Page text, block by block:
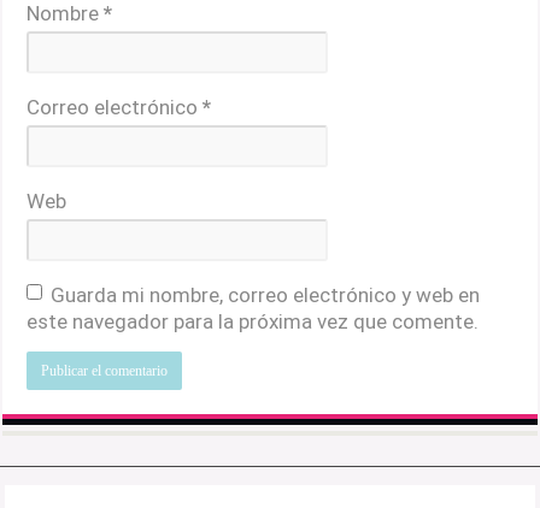
Nombre*
Correo electrónico*
Web
Guarda mi nombre, correo electrónico y web en
este navegador para la próxima vez que comente.